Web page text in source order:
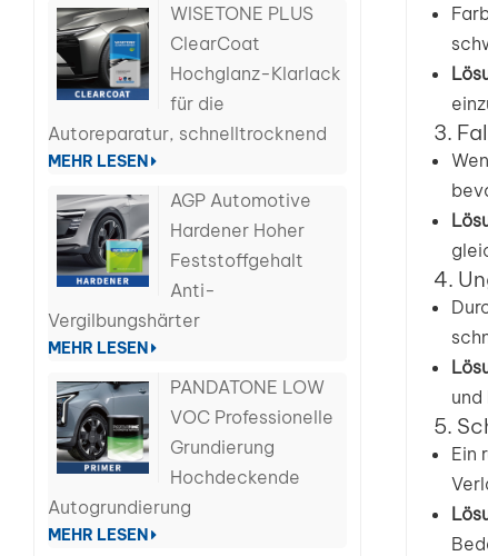
WISETONE PLUS
ClearCoat
Hochglanz-Klarlack
für die
Autoreparatur, schnelltrocknend
MEHR LESEN
AGP Automotive
Hardener Hoher
Feststoffgehalt
Anti-
Vergilbungshärter
MEHR LESEN
PANDATONE LOW
VOC Professionelle
Grundierung
Hochdeckende
Autogrundierung
MEHR LESEN
3.
4.
5.
Ein